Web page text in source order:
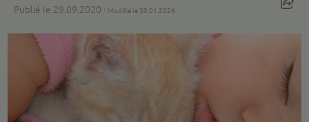
Publié le 29.09.2020 · Modifié le 30.01.2026